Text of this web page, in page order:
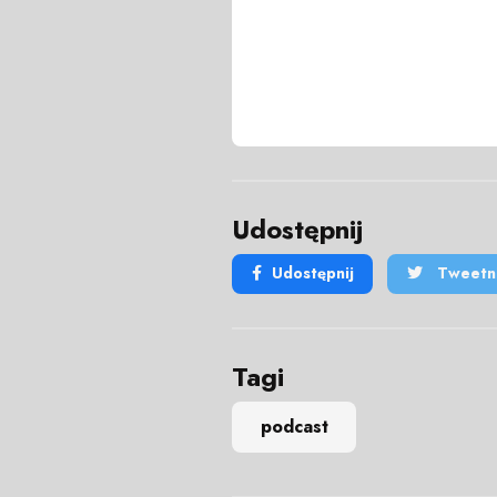
Udostępnij
Udostępnij
Tagi
podcast